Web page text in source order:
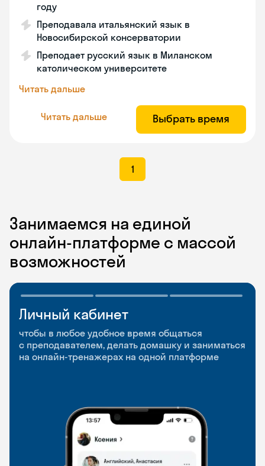
году
Преподавала итальянский язык в
Новосибирской консерватории
Преподает русский язык в Миланском
католическом университете
Читать дальше
Читать дальше Выбрать время
1
Занимаемся на единой
онлайн-платформе с массой
возможностей
Личный кабинет
чтобы в любое удобное время общаться
с преподавателем, делать домашку и заниматься
на онлайн-тренажерах на одной платформе
Мобильное
приложение
чтобы заниматься и изучать новые слова где
и когда удобно
Разговорные клубы
и Talks
Групповые занятия для разговорной практики
и индивидуальные встречи с преподавателями